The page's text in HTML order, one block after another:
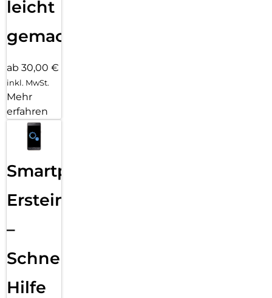
leicht
gemacht!
ab 30,00 €
inkl. MwSt.
Mehr
erfahren
Smartphone
Ersteinrichtung
–
Schnelle
Hilfe